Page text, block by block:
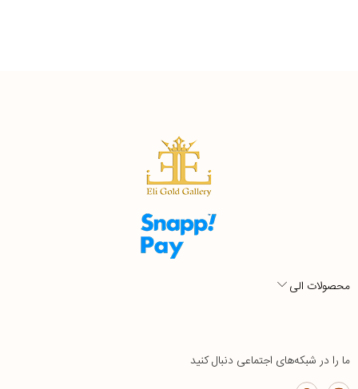
محصولات الی
ما را در شبکه‌های اجتماعی دنبال کنید